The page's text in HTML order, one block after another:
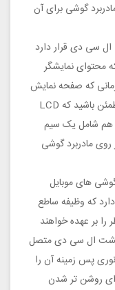
گوشی برای آن
ال سی دی قرار دارد
نمایشگر
که صفحه نمایش
گوشی سیاه شده و روشن نمی‌شود، مطمئن باشید که LCD
شامل یک سیم
روی مادربرد گوشی
های موبایل
که وظیفه ساطع
را بر عهده خواهند
پشت ال سی دی متصل
پس زمینه آن را
روشن تر شدن